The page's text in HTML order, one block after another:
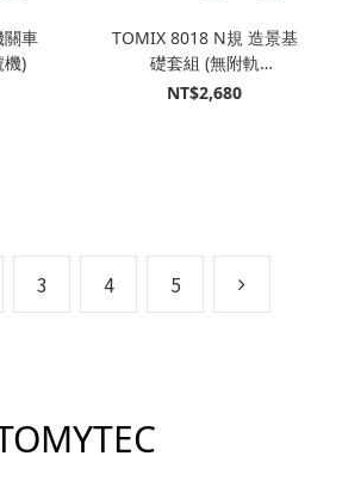
車
機)
TOMIX 8018 N規 造景基
礎套組 (無附軌
道.70x92x20公分)
NT$2,680
3 4 5